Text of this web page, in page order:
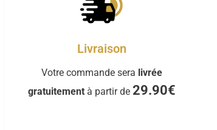
Livraison
Votre commande sera livrée
gratuitementà partir de 29.90€